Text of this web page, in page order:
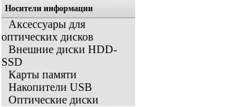
Носители информации
Аксессуары для
оптических дисков
Внешние диски HDD-
SSD
Карты памяти
Накопители USB
Оптические диски